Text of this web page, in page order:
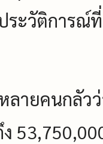
ระวัติการณ์
ายคนกลัว